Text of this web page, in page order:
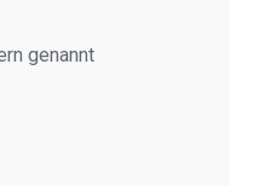
genannt